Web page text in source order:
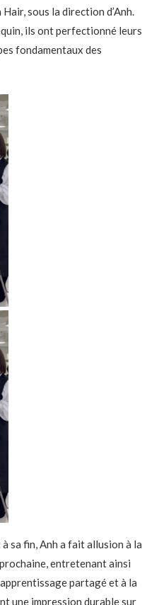
sous la direction d’Anh.
ils ont perfectionné leurs
fondamentaux des
sa fin, Anh a fait allusion à la
entretenant ainsi
partagé et à la
une impression durable sur